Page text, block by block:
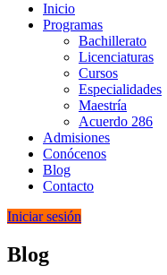
Inicio
Programas
Bachillerato
Licenciaturas
Cursos
Especialidades
Maestría
Acuerdo 286
Admisiones
Conócenos
Blog
Contacto
Iniciar sesión
Blog